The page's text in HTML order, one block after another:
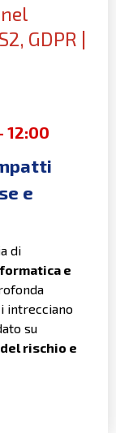
GDPR |
12:00
e
di
e
intrecciano
su
rischio e